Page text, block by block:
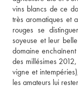
vins blancs de ce
très aromatiques et
rouges se
soyeuse et leur
domaine
des millésimes
vigne et
les amateurs lui